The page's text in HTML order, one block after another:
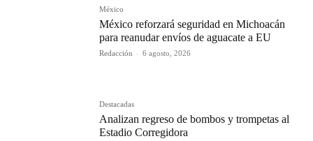
México
México reforzará seguridad en Michoacán
para reanudar envíos de aguacate a EU
Redacción - 6 agosto, 2026
Destacadas
Analizan regreso de bombos y trompetas al
Estadio Corregidora